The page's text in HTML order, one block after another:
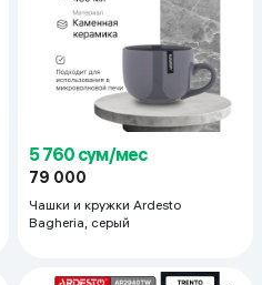
5 760 сум/мес
79 000
Чашки и кружки Ardesto
Bagheria, серый